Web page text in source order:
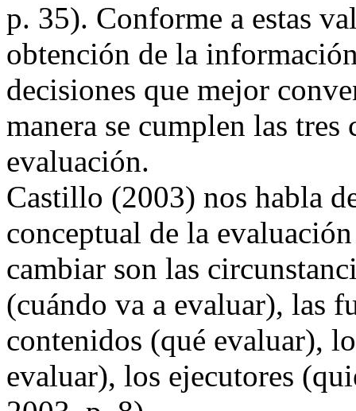
p. 35). Conforme a estas
obtención de la
decisiones que mejor
manera se cumplen las tres
evaluación.
Castillo (2003) nos habla
conceptual de la
cambiar son las
(cuándo va a evaluar), las
contenidos (qué evaluar),
evaluar), los ejecutores